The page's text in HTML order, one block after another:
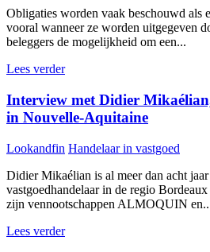
Obligaties worden vaak beschouwd als
vooral wanneer ze worden uitgegeven
beleggers de mogelijkheid om een...
Lees verder
Interview met Didier
in Nouvelle-Aquitaine
Lookandfin Handelaar in vastgoed
Didier Mikaélian is al meer dan acht
vastgoedhandelaar in de regio
zijn vennootschappen ALMOQUIN
Lees verder